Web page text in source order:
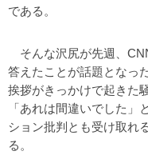
である。
そんな沢尻が先週、
答えたことが話題となっ
挨拶がきっかけで起きた
「あれは間違いでした
ション批判とも受け取れ
る。